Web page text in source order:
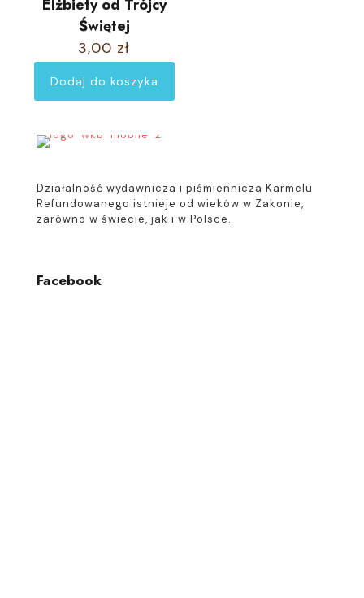
Elżbiety od Trójcy
Świętej
3,00 zł
Dodaj do koszyka
Działalność wydawnicza i piśmiennicza Karmelu
Refundowanego istnieje od wieków w Zakonie,
zarówno w świecie, jak i w Polsce.
Facebook